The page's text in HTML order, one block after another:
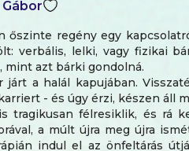
őszinte regény egy
verbális, lelki, vagy fizikai
mint azt bárki gondolná.
járt a halál kapujában.
- és úgy érzi, készen áll
tragikusan félresiklik, és rá
a múlt újra meg újra
indul el az önfeltárás